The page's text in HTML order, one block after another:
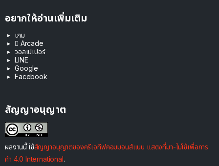
อยากให้อ่านเพิ่มเติม
เกม
 Arcade
วอลเปเปอร์
LINE
Google
Facebook
สัญญาอนุญาต
ผลงานนี้ ใช้สัญญาอนุญาตของครีเอทีฟคอมมอนส์แบบ แสดงที่มา-ไม่ใช้เพื่อการ
ค้า 4.0 International.